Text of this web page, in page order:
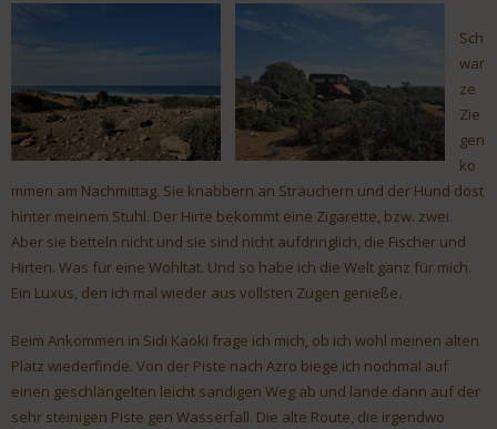
Sch
war
ze
Zie
gen
ko
mmen am Nachmittag. Sie knabbern an Sträuchern und der Hund döst
hinter meinem Stuhl. Der Hirte bekommt eine Zigarette, bzw. zwei.
Aber sie betteln nicht und sie sind nicht aufdringlich, die Fischer und
Hirten. Was für eine Wohltat. Und so habe ich die Welt ganz für mich.
Ein Luxus, den ich mal wieder aus vollsten Zügen genieße.
Beim Ankommen in Sidi Kaoki frage ich mich, ob ich wohl meinen alten
Platz wiederfinde. Von der Piste nach Azro biege ich nochmal auf
einen geschlängelten leicht sandigen Weg ab und lande dann auf der
sehr steinigen Piste gen Wasserfall. Die alte Route, die irgendwo